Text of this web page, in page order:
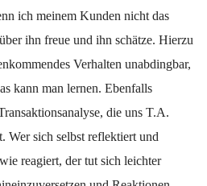
ich meinem Kunden nicht das
ihn freue und ihn schätze. Hierzu
Verhalten unabdingbar,
kann man lernen. Ebenfalls
die uns T.A.
Wer sich selbst reflektiert und
reagiert, der tut sich leichter